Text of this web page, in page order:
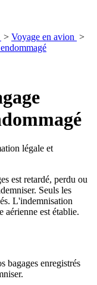
> Voyage en avion >
légale et
est retardé, perdu ou
Seuls les
L'indemnisation
aérienne est établie.
bagages enregistrés